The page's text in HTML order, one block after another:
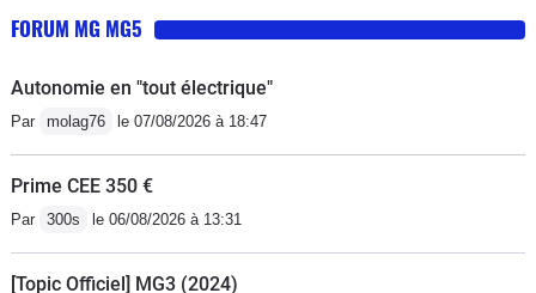
FORUM MG MG5
Autonomie en "tout électrique"
Par molag76 le 07/08/2026 à 18:47
Prime CEE 350 €
Par 300s le 06/08/2026 à 13:31
[Topic Officiel] MG3 (2024)